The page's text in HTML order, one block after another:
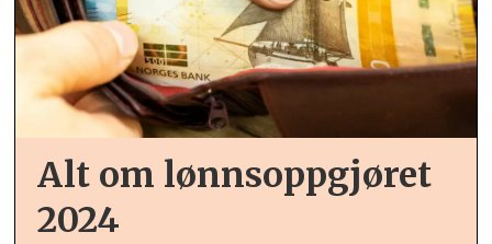
Alt om lønnsoppgjøret
2024